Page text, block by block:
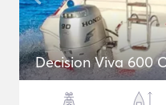
Decision Viva 600